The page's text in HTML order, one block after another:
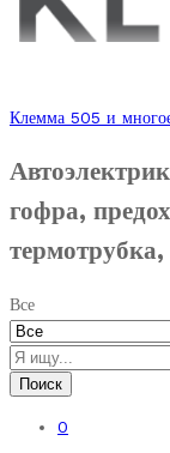
Клемма 505 и
гофра,
термотрубка,
Все
Поиск
0